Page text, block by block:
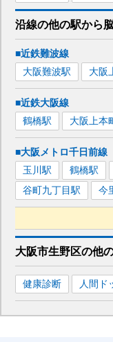
沿線の他の駅から
■近鉄難波線
大阪難波駅 大阪
■近鉄大阪線
鶴橋駅 大阪上本
■大阪メトロ千日前線
玉川駅 鶴橋駅
谷町九丁目駅 今
■大阪メトロ今里筋線
関目成育駅 太子
蒲生四丁目
駅 清
大阪市生野区の他
健康診断 人間ド